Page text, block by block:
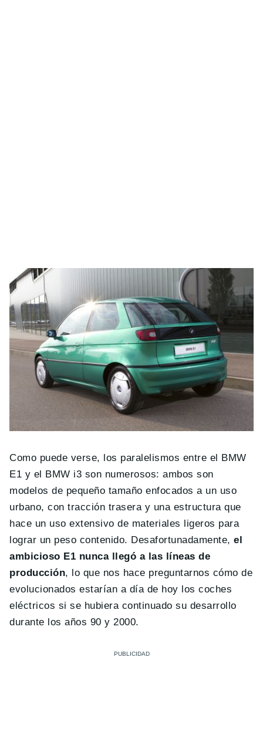
Como puede verse, los paralelismos entre el BMW
E1 y el BMW i3 son numerosos: ambos son
modelos de pequeño tamaño enfocados a un uso
urbano, con tracción trasera y una estructura que
hace un uso extensivo de materiales ligeros para
lograr un peso contenido. Desafortunadamente,el
ambicioso E1 nunca llegó a las líneas de
producción, lo que nos hace preguntarnos cómo de
evolucionados estarían a día de hoy los coches
eléctricos si se hubiera continuado su desarrollo
durante los años 90 y 2000.